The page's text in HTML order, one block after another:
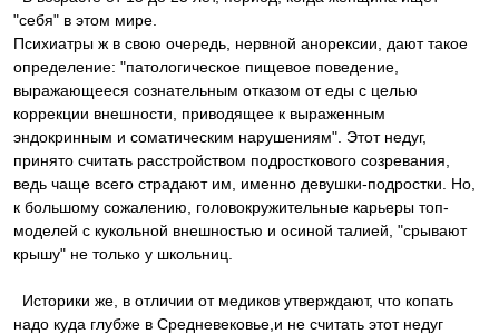
"себя" в этом мире.
Психиатры ж в свою очередь, нервной анорексии, дают такое
определение: "патологическое пищевое поведение,
выражающееся сознательным отказом от еды с целью
коррекции внешности, приводящее к выраженным
эндокринным и соматическим нарушениям". Этот недуг,
принято считать расстройством подросткового созревания,
ведь чаще всего страдают им, именно девушки-подростки. Но,
к большому сожалению, головокружительные карьеры топ-
моделей с кукольной внешностью и осиной талией, "срывают
крышу" не только у школьниц.
Историки же, в отличии от медиков утверждают, что копать
надо куда глубже в Средневековье,и не считать этот недуг